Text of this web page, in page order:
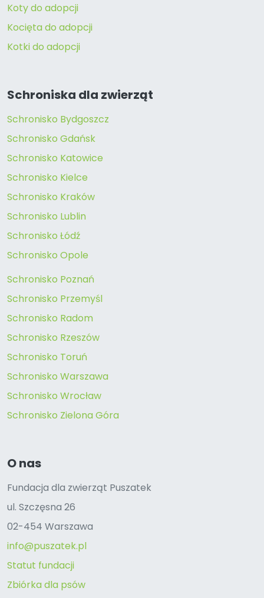
Koty do adopcji
Kocięta do adopcji
Kotki do adopcji
Schroniska dla zwierząt
Schronisko Bydgoszcz
Schronisko Gdańsk
Schronisko Katowice
Schronisko Kielce
Schronisko Kraków
Schronisko Lublin
Schronisko Łódź
Schronisko Opole
Schronisko Poznań
Schronisko Przemyśl
Schronisko Radom
Schronisko Rzeszów
Schronisko Toruń
Schronisko Warszawa
Schronisko Wrocław
Schronisko Zielona Góra
O nas
Fundacja dla zwierząt Puszatek
ul. Szczęsna 26
02-454 Warszawa
info@puszatek.pl
Statut fundacji
Zbiórka dla psów